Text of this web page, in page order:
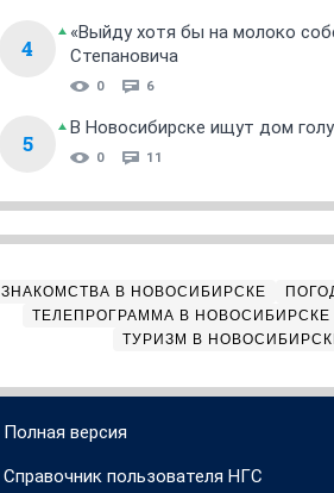
4
«Выйду хотя бы на молоко
Степановича
0 6
5
В Новосибирске ищут дом
0 11
ЗНАКОМСТВА В НОВОСИБИРСКЕ
ТЕЛЕПРОГРАММА В НОВОСИБИРСКЕ
ТУРИЗМ В
Полная версия
Справочник пользователя НГС